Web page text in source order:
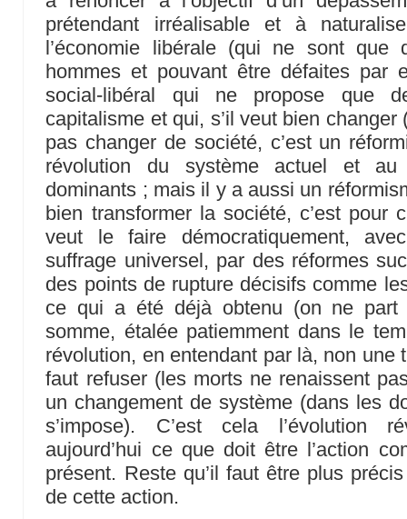
prétendant irréalisable et à
l’économie libérale (qui ne sont
hommes et pouvant être défaites par
social-libéral qui ne propose que
capitalisme et qui, s’il veut bien
pas changer de société, c’est un
révolution du système actuel et au
dominants ; mais il y a aussi un
bien transformer la société, c’est pour
veut le faire démocratiquement,
suffrage universel, par des réformes
des points de rupture décisifs comme
ce qui a été déjà obtenu (on ne
somme, étalée patiemment dans le
révolution, en entendant par là, non une
faut refuser (les morts ne renaissent
un changement de système (dans les
s’impose). C’est cela l’évolution
aujourd’hui ce que doit être l’action
présent. Reste qu’il faut être plus
de cette action.